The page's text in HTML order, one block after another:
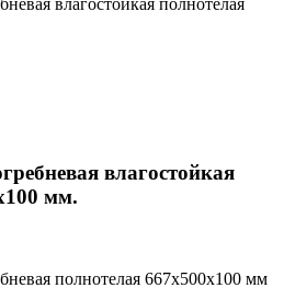
влагостойкая
мм.